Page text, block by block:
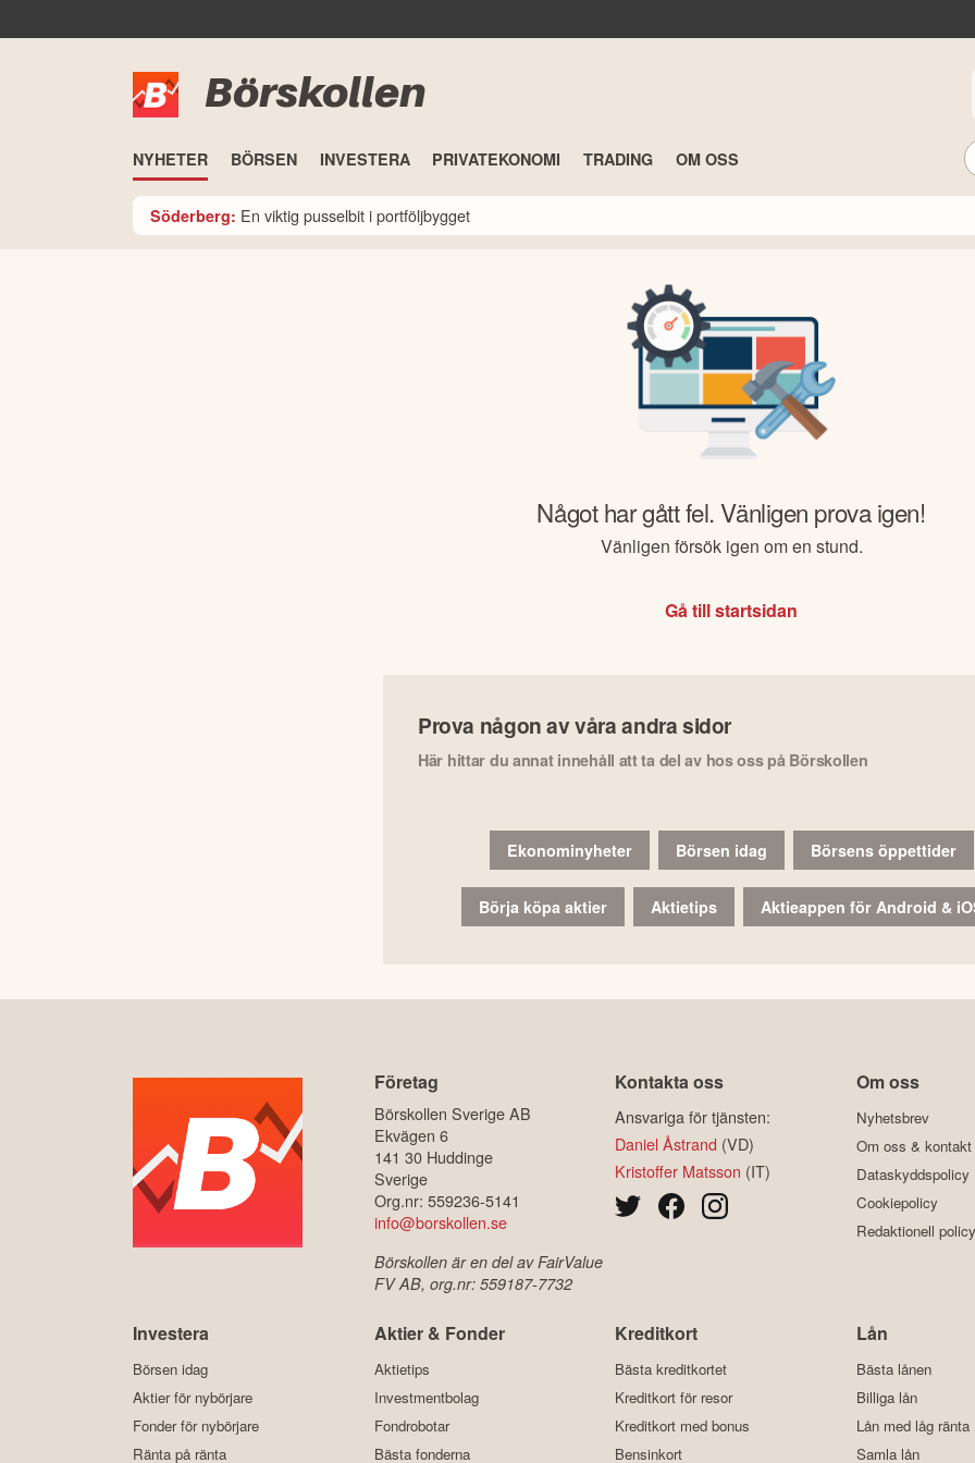
Börskollen
NYHETER BÖRSEN INVESTERA PRIVATEKONOMI TRADING OM OSS
Söderberg: En viktig pusselbit i portföljbygget
Något har gått fel. Vänligen prova igen!
Vänligen försök igen om en stund.
Gå till startsidan
Prova någon av våra andra sidor
Här hittar du annat innehåll att ta del av hos oss på Börskollen
Ekonominyheter Börsen idag Börsens öppettider
Börja köpa aktier Aktietips Aktieappen för Android &
Företag
Börskollen Sverige AB
Ekvägen 6
141 30 Huddinge
Sverige
Org.nr: 559236-5141
info@borskollen.se
Börskollen är en del av FairValue
FV AB, org.nr: 559187-7732
Kontakta oss
Ansvariga för tjänsten:
Daniel Åstrand (VD)
Kristoffer Matsson (IT)
Om oss
Nyhetsbrev
Om oss & kontakt
Dataskyddspolicy
Cookiepolicy
Redaktionell policy
Investera
Börsen idag
Aktier för nybörjare
Fonder för nybörjare
Ränta på ränta
Aktier & Fonder
Aktietips
Investmentbolag
Fondrobotar
Bästa fonderna
Kreditkort
Bästa kreditkortet
Kreditkort för resor
Kreditkort med bonus
Bensinkort
Lån
Bästa lånen
Billiga lån
Lån med låg ränta
Samla lån